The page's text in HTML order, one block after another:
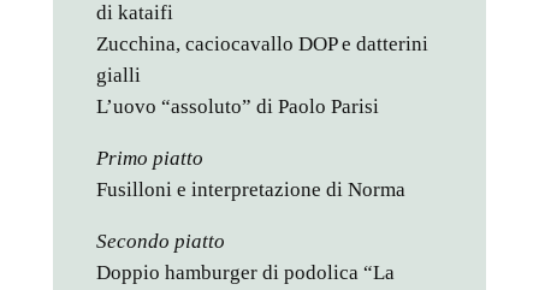
di kataifi
Zucchina, caciocavallo DOP e datterini
gialli
L’uovo “assoluto” di Paolo Parisi
Primo piatto
Fusilloni e interpretazione di Norma
Secondo piatto
Doppio hamburger di podolica “La